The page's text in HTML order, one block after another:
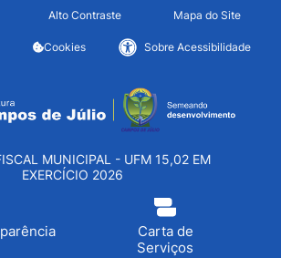
atalhos e links
[alt+1]
[alt+2]
[alt+4]
Alto Contraste Mapa do Site
Cookies Sobre Acessibilidade
do menu principal
MUNICIPAL - UFM 15,02 EM
EXERCÍCIO 2026
Carta de
Serviços